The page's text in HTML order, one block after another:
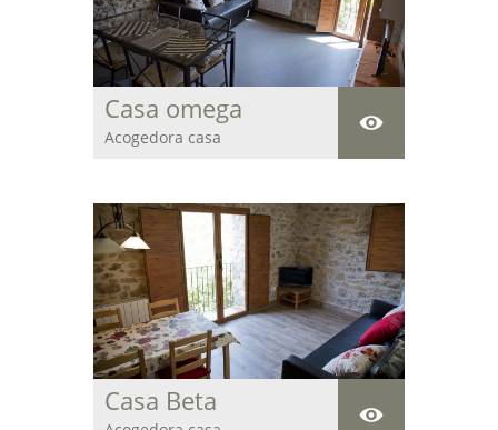
Casa omega
Acogedora casa
de la paz y del entorno
natural que rodea la
estancia.
Casa Beta